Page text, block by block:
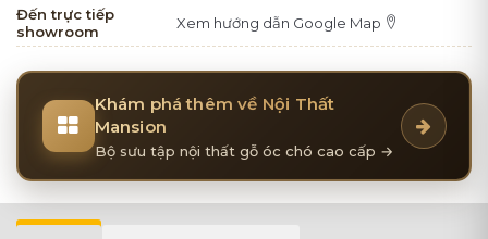
Đến trực tiếp
showroom
Xem hướng dẫn Google Map
Khám phá thêm về Nội Thất
Mansion
Bộ sưu tập nội thất gỗ óc chó cao cấp →